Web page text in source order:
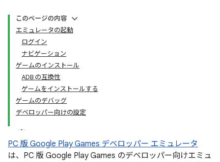
このページの内容
エミュレータの起動
ログイン
ナビゲーション
ゲームのインストール
ADB の互換性
ゲームをインストールする
ゲームのデバッグ
デベロッパー向けの設定
PC 版 Google Play Games デベロッパー エミュレータ
は、PC 版 Google Play Games のデベロッパー向けエミュ